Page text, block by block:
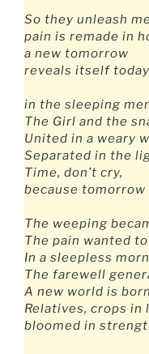
So they unleash
pain is remade in
a new tomorrow
reveals itself today
in the sleeping
The Girl and the
United in a weary
Separated in the
Time, don’t cry,
because
The weeping
The pain wanted
In a sleepless
The farewell
A new world is
Relatives, crops in
bloomed in